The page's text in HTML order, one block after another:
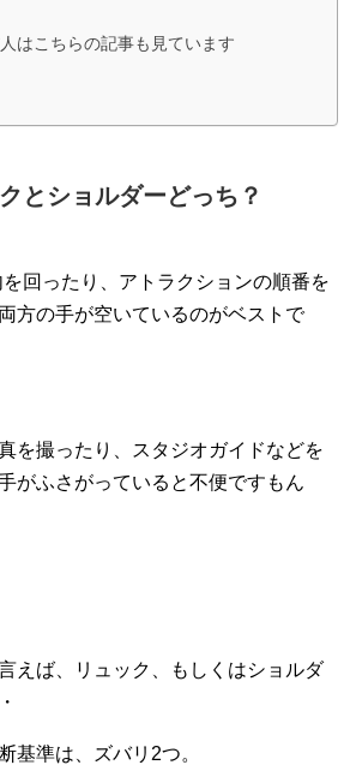
はこちらの記事も見ています
とショルダーどっち？
回ったり、アトラクションの順番を
方の手が空いているのがベストで
を撮ったり、スタジオガイドなどを
がふさがっていると不便ですもん
えば、リュック、もしくはショルダ
基準は、ズバリ2つ。